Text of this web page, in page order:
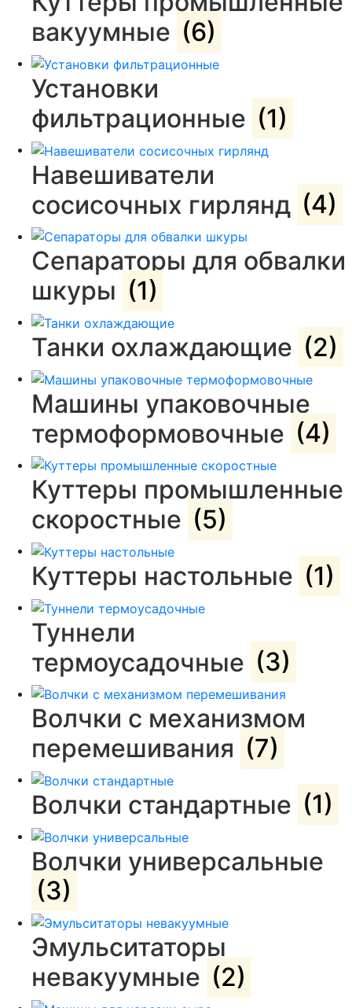
вакуумные (6)
Установки
фильтрационные (1)
Навешиватели
сосисочных гирлянд (4)
Сепараторы для обвалки
шкуры (1)
Танки охлаждающие (2)
Машины упаковочные
термоформовочные (4)
Куттеры промышленные
скоростные (5)
Куттеры настольные (1)
Туннели
термоусадочные (3)
Волчки с механизмом
перемешивания (7)
Волчки стандартные (1)
Волчки универсальные
(3)
Эмульситаторы
невакуумные (2)